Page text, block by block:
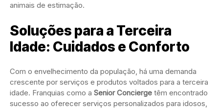
animais de estimação.
Soluções para a Terceira
Idade: Cuidados e Conforto
Com o envelhecimento da população, há uma demanda
crescente por serviços e produtos voltados para a terceira
idade. Franquias como a Senior Concierge têm encontrado
sucesso ao oferecer serviços personalizados para idosos,